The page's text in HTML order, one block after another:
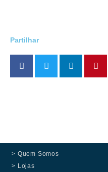
Partilhar
> Quem Somos
> Lojas